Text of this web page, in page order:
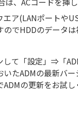
エア(LANポートや
のでHDDのデータ
て「設定」⇒「
いたADMの最新バ
の更新をお試し